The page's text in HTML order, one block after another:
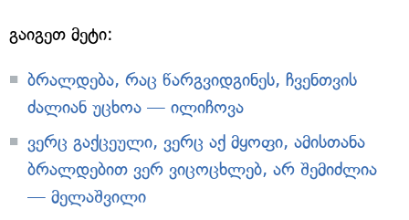
გაიგეთ მეტი:
ბრალდება, რაც წარგვიდგინეს, ჩვენთვის
ძალიან უცხოა — ილიჩოვა
ვერც გაქცეული, ვერც აქ მყოფი, ამისთანა
ბრალდებით ვერ ვიცოცხლებ, არ შემიძლია
— მელაშვილი